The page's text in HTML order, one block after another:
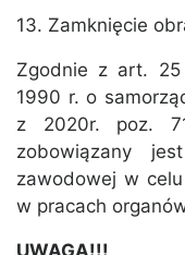
13. Zamknięcie
Zgodnie z art.
1990 r. o
z 2020r. poz.
zobowiązany
zawodowej w
w pracach